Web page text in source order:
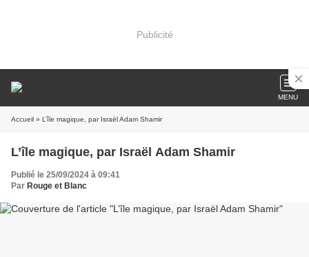
Publicité
MENU
Accueil » L’île magique, par Israël Adam Shamir
L’île magique, par Israël Adam Shamir
Publié le 25/09/2024 à 09:41
Par Rouge et Blanc